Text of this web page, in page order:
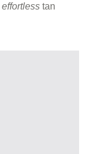
effortless tan